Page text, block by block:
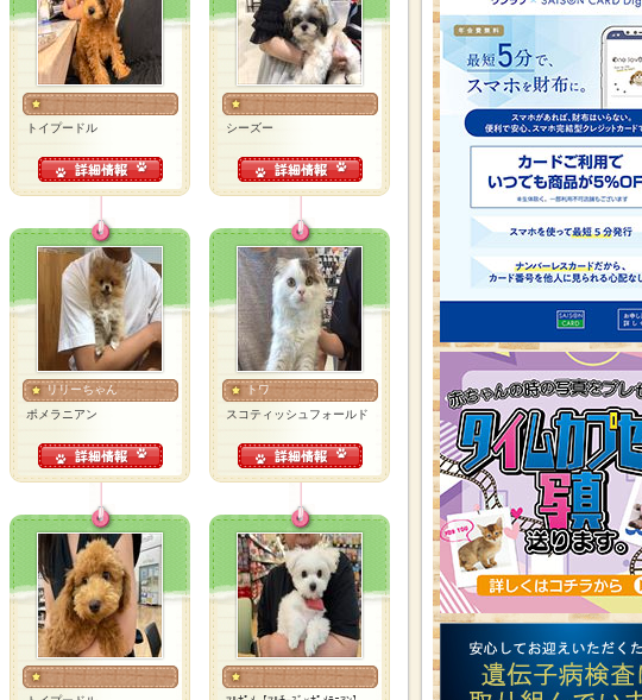
トイプードル シーズー
リリーちゃん
ポメラニアン
トワ
スコティッシュフォールド